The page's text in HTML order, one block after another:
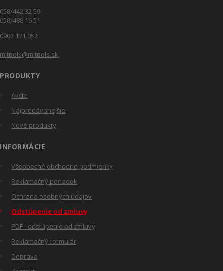
058/442 32 59
058/488 16 51
0907 171 052
mltools@mltools.sk
PRODUKTY
Akcie
Najpredávanejšie
Nové produkty
INFORMÁCIE
Všeobecné obchodné podmienky
Reklamačný poriadok
Ochrana osobných údajov
Odstúpenie od zmluvy
PDF - odstúpenie od zmluvy
Reklamačný formulár
Doprava